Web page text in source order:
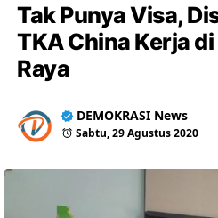
Tak Punya Visa,
TKA China Kerja di
Raya
DEMOKRASI News
Sabtu, 29 Agustus 2020